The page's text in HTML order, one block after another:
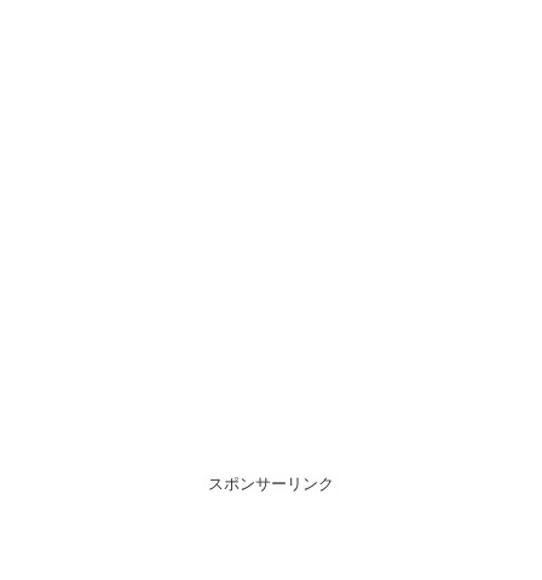
スポンサーリンク